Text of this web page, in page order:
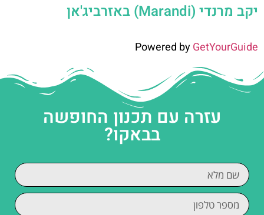
יקב מרנדי (Marandi) באזרביג'אן
Powered byGetYourGuide
עזרה עם תכנון החופשה
בבאקו?